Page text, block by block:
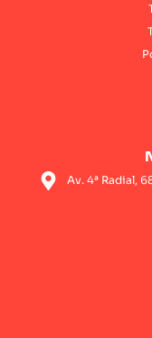
Av. 4ª Radial,